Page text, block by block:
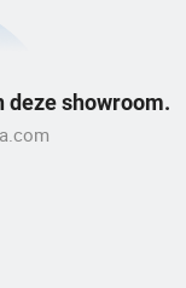
deze showroom.